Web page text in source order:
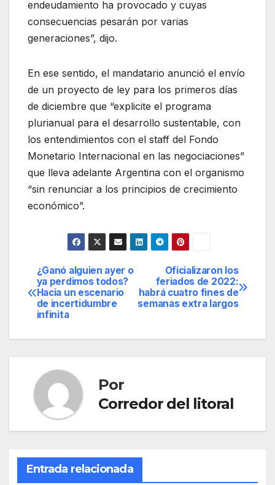
endeudamiento ha provocado y cuyas
consecuencias pesarán por varias
generaciones”, dijo.
En ese sentido, el mandatario anunció el envío
de un proyecto de ley para los primeros días
de diciembre que “explicite el programa
plurianual para el desarrollo sustentable, con
los entendimientos con el staff del Fondo
Monetario Internacional en las negociaciones”
que lleva adelante Argentina con el organismo
“sin renunciar a los principios de crecimiento
económico”.
Navegación
de
Oficializaron los
feriados de 2022:
habrá cuatro fines de
semanas extra largos
¿Ganó alguien ayer o
ya perdimos todos?
Hacia un escenario
de incertidumbre
infinita
Por
Corredor del litoral
Entrada relacionada